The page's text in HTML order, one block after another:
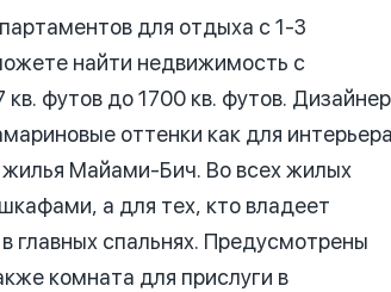
для отдыха с 1-3
найти недвижимость с
футов до 1700 кв. футов.
оттенки как для
жилья Майами-Бич. Во всех жилых
а для тех, кто владеет
главных спальнях. Предусмотрены
комната для прислуги в